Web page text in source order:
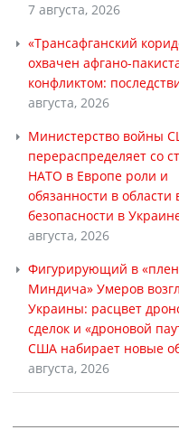
7 августа, 2026
«Трансафганский
охвачен афгано-
конфликтом:
августа, 2026
Министерство войны
перераспределяет со
НАТО в Европе роли и
обязанности в
безопасности в
августа, 2026
Фигурирующий в
Миндича» Умеров
Украины: расцвет
сделок и «дроновой
США набирает новые
августа, 2026